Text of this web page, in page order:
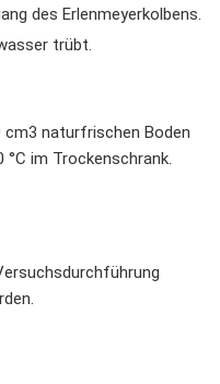
des Erlenmeyerkolbens.
trübt.
cm3 naturfrischen Boden
°C im Trockenschrank.